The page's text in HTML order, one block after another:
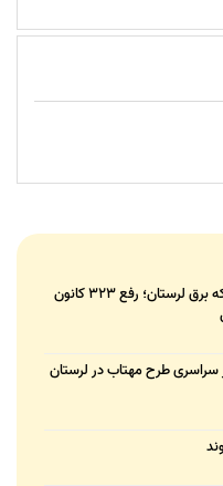
تحول بنیادین در حوزه ایمنی و پایداری شبکه برق لرستان؛ رفع ۳۲۳ کانون
سراسری طرح مهتاب در لرستان